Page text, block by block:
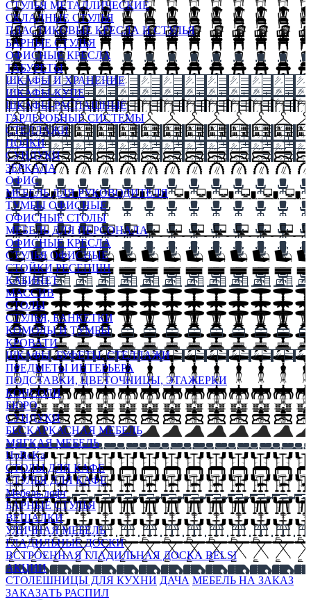
СТУЛЬЯ МЕТАЛЛИЧЕСКИЕ
СКЛАДНЫЕ СТУЛЬЯ
ПЛАСТИКОВЫЕ КРЕСЛА И СТУЛЬЯ
БАРНЫЕ СТУЛЬЯ
ОФИСНЫЕ КРЕСЛА
ТАБУРЕТЫ
ШКАФЫ И ХРАНЕНИЕ
ШКАФЫ-КУПЕ
ШКАФЫ-РАСПАШНЫЕ
ГАРДЕРОБНЫЕ СИСТЕМЫ
СТЕЛЛАЖИ
ПОЛКИ
СУНДУКИ
ЗЕРКАЛА
ОФИС
МЕБЕЛЬ ДЛЯ РУКОВОДИТЕЛЯ
ТУМБЫ ОФИСНЫЕ
ОФИСНЫЕ СТОЛЫ
МЕБЕЛЬ ДЛЯ ПЕРСОНАЛА
ОФИСНЫЕ КРЕСЛА
СТУЛЬЯ ОФИСНЫЕ
СТОЙКИ РЕСЕПШН
КАБИНЕТ
МАССИВ
СТОЛЫ
СТУЛЬЯ, БАНКЕТКИ
КОМОДЫ И ТУМБЫ
КРОВАТИ
ШКАФЫ, БУФЕТЫ, СТЕЛЛАЖИ
ПРЕДМЕТЫ ИНТЕРЬЕРА
ПОДСТАВКИ, ЦВЕТОЧНИЦЫ, ЭТАЖЕРКИ
КОНСОЛИ
БЮРО
СУНДУКИ
БЕСКАРКАСНАЯ МЕБЕЛЬ
МЯГКАЯ МЕБЕЛЬ
HoReKa
СТОЛЫ ДЛЯ КАФЕ
СТУЛЬЯ ДЛЯ КАФЕ
Мебель лофт
БАРНЫЕ СТУЛЬЯ
ВЕШАЛКИ
УЛИЧНАЯ МЕБЕЛЬ
ГЛАДИЛЬНЫЕ ДОСКИ
ВСТРОЕННАЯ ГЛАДИЛЬНАЯ ДОСКА BELSI
АКЦИИ
СТОЛЕШНИЦЫ ДЛЯ КУХНИ ДАЧА МЕБЕЛЬ НА ЗАКАЗ
ЗАКАЗАТЬ РАСПИЛ